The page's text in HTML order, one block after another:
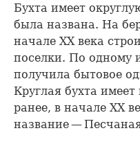
Бухта имеет
была названа. На
начале ХХ века
поселки. По одному
получила бытовое
Круглая бухта
ранее, в начале XX
название —